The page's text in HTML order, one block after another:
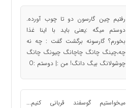
رفتیم چین گارسون دو تا چوب آورده.
دوستم میگه :یعنی باید با اینا غذا
بخورم؟ گارسونه برگشت گفت : چه نه
چه،چینگ چانگ چاچانگ چیونگ چانگ
چوشولانگ بیگ دانگ! من :| دوستم :O
میخواستیم گوسفند قربانی کنیم...